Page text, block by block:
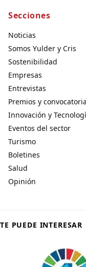
Secciones
Noticias
Somos Yulder y Cris
Sostenibilidad
Empresas
Entrevistas
Premios y
Innovación y
Eventos del sector
Turismo
Boletines
Salud
Opinión
TE PUEDE INTERESAR